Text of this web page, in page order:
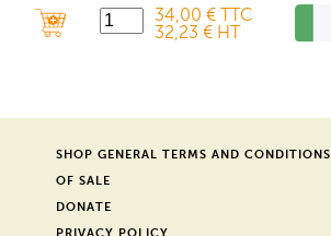
34,00 € TTC
32,23 € HT
SHOP GENERAL TERMS AND CONDITIONS
OF SALE
DONATE
PRIVACY POLICY